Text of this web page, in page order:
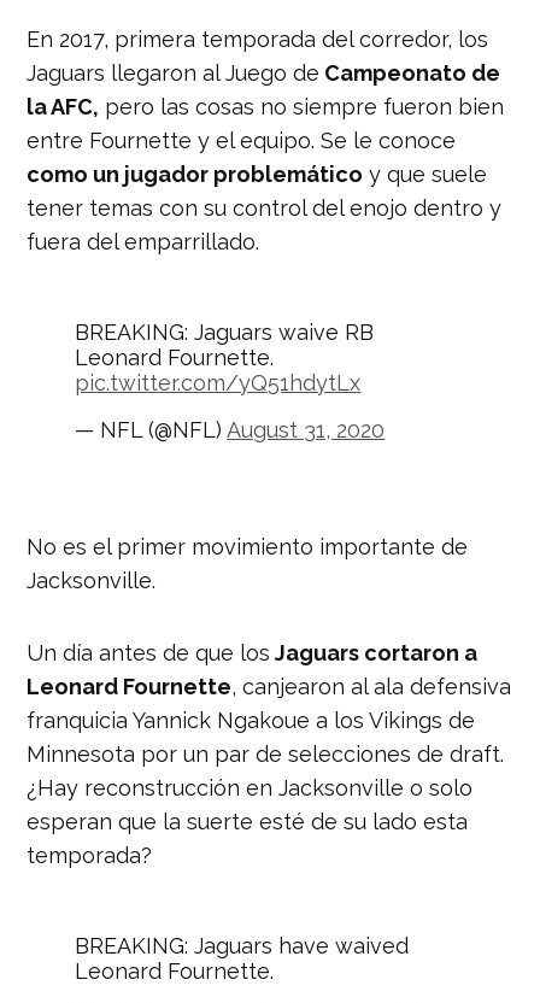
En 2017, primera temporada del corredor, los
Jaguars llegaron al Juego de Campeonato de
la AFC, pero las cosas no siempre fueron bien
entre Fournette y el equipo. Se le conoce
como un jugador problemático y que suele
tener temas con su control del enojo dentro y
fuera del emparrillado.
BREAKING: Jaguars waive RB
Leonard Fournette.
pic.twitter.com/yQ51hdytLx
— NFL (@NFL)August 31, 2020
No es el primer movimiento importante de
Jacksonville.
Un día antes de que los Jaguars cortaron a
Leonard Fournette,canjearon al ala defensiva
franquicia Yannick Ngakoue a los Vikings de
Minnesota por un par de selecciones de draft.
¿Hay reconstrucción en Jacksonville o solo
esperan que la suerte esté de su lado esta
temporada?
BREAKING: Jaguars have waived
Leonard Fournette.